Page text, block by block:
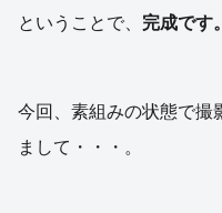
ということで、 完成です。
今回、素組みの状態で撮
まして・・・。